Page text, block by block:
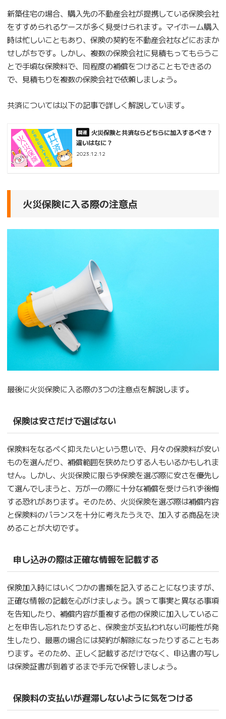
新築住宅の場合、購入先の不動産会社が提携している保険会社
をすすめられるケースが多く見受けられます。マイホーム購入
時は忙しいこともあり、保険の契約を不動産会社などにおまか
せしがちです。しかし、複数の保険会社に見積もってもらうこ
とで手頃な保険料で、同程度の補償をつけることもできるの
で、見積もりを複数の保険会社で依頼しましょう。
共済については以下の記事で詳しく解説しています。
火災保険と共済ならどちらに加入するべき？
違いはなに？
2023.12.12
火災保険に入る際の注意点
最後に火災保険に入る際の3つの注意点を解説します。
保険は安さだけで選ばない
保険料をなるべく抑えたいという思いで、月々の保険料が安い
ものを選んだり、補償範囲を狭めたりする人もいるかもしれま
せん。しかし、火災保険に限らず保険を選ぶ際に安さを優先し
て選んでしまうと、万が一の際に十分な補償を受けられず後悔
する恐れがあります。そのため、火災保険を選ぶ際は補償内容
と保険料のバランスを十分に考えたうえで、加入する商品を決
めることが大切です。
申し込みの際は正確な情報を記載する
保険加入時にはいくつかの書類を記入することになりますが、
正確な情報の記載を心がけましょう。誤って事実と異なる事項
を告知したり、補償内容が重複する他の保険に加入しているこ
とを申告し忘れたりすると、保険金が支払われない可能性が発
生したり、最悪の場合には契約が解除になったりすることもあ
ります。そのため、正しく記載するだけでなく、申込書の写し
は保険証書が到着するまで手元で保管しましょう。
保険料の支払いが遅滞しないように気をつける